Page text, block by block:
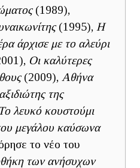
(1989),
(1995), Η
άρχισε με το αλεύρι
Οι καλύτερες
(2009), Αθήνα
της
Το λευκό κουστούμι
μεγάλου καύσωνα
το νέο του
των ανήσυχων